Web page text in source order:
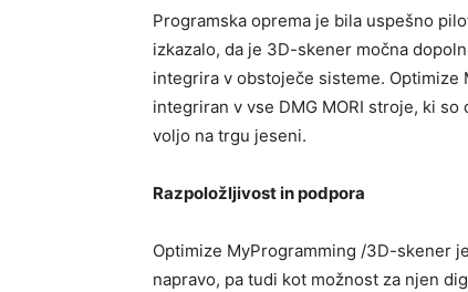
Programska oprema je bila uspešno
izkazalo, da je 3D-skener močna
integrira v obstoječe sisteme.
integriran v vse DMG MORI stroje, ki
voljo na trgu jeseni.
Razpoložljivost in podpora
Optimize MyProgramming /3D-skener
napravo, pa tudi kot možnost za njen